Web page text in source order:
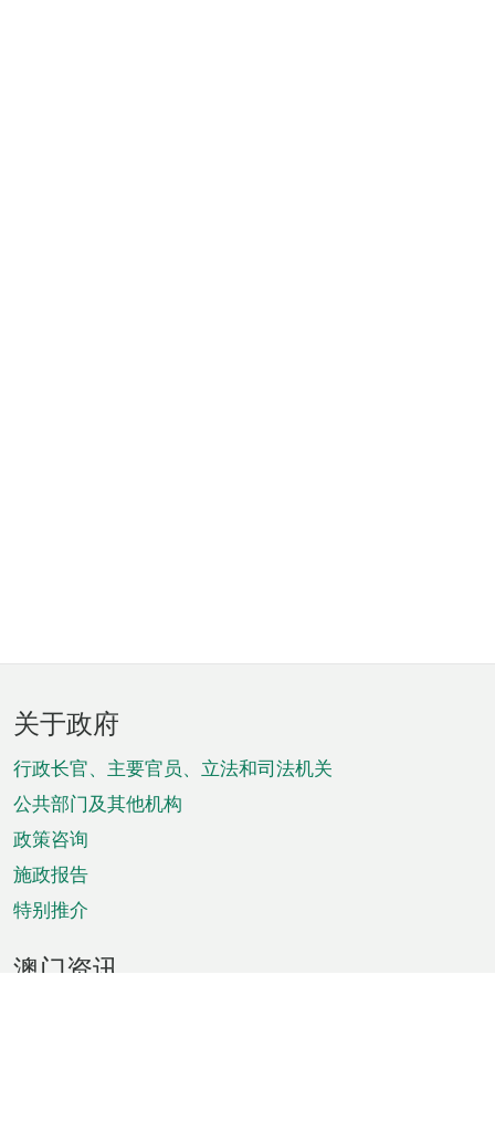
页
脚
菜
单
关于政府
行政长官、主要官员、立法和司法机关
公共部门及其他机构
政策咨询
施政报告
特别推介
澳门资讯